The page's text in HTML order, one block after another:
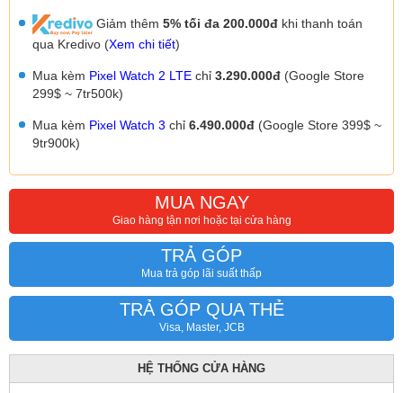
Giảm thêm 5% tối đa 200.000đ khi thanh toán
qua Kredivo (Xem chi tiết)
Mua kèm Pixel Watch 2 LTE chỉ 3.290.000đ (Google Store
299$ ~ 7tr500k)
Mua kèm Pixel Watch 3 chỉ 6.490.000đ (Google Store 399$ ~
9tr900k)
MUA NGAY
Giao hàng tận nơi hoặc tại cửa hàng
TRẢ GÓP
Mua trả góp lãi suất thấp
TRẢ GÓP QUA THẺ
Visa, Master, JCB
HỆ THỐNG CỬA HÀNG